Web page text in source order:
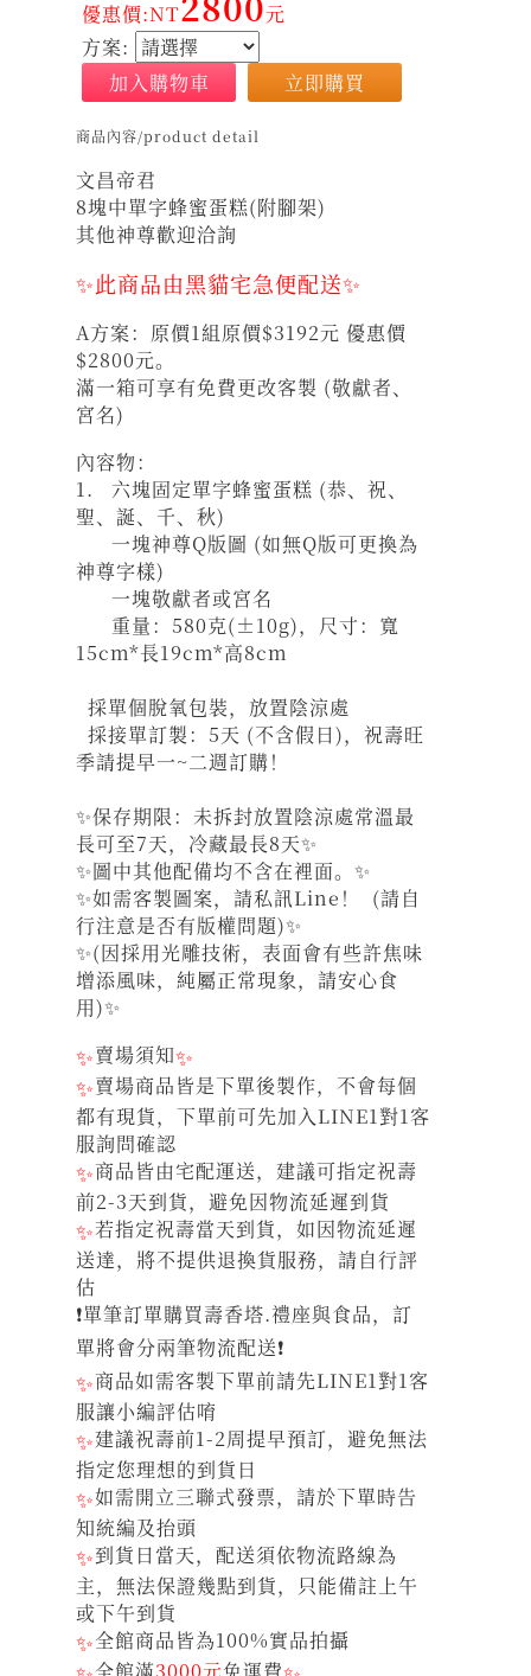
優惠價:NT
元
方案:
加入購物車
立即購買
商品內容/product detail
文昌帝君
8塊中單字蜂蜜蛋糕(附腳架)
其他神尊歡迎洽詢
✨此商品由黑貓宅急便配送✨
A方案：原價1組原價$3192元 優惠價
$2800元。
滿一箱可享有免費更改客製 (敬獻者、
宮名)
內容物：
1. 六塊固定單字蜂蜜蛋糕 (恭、祝、
聖、誕、千、秋)
一塊神尊Q版圖 (如無Q版可更換為
神尊字樣)
一塊敬獻者或宮名
重量：580克(±10g)，尺寸：寬
15cm*長19cm*高8cm
採單個脫氧包裝，放置陰涼處
採接單訂製：5天 (不含假日)，祝壽旺
季請提早一~二週訂購！
✨保存期限：未拆封放置陰涼處常溫最
長可至7天，冷藏最長8天✨
✨圖中其他配備均不含在裡面。✨
✨如需客製圖案，請私訊Line！ (請自
行注意是否有版權問題)✨
✨(因採用光雕技術，表面會有些許焦味
增添風味，純屬正常現象，請安心食
用)✨
✨賣場須知✨
✨賣場商品皆是下單後製作，不會每個
都有現貨，下單前可先加入LINE1對1客
服詢問確認
✨商品皆由宅配運送，建議可指定祝壽
前2-3天到貨，避免因物流延遲到貨
✨若指定祝壽當天到貨，如因物流延遲
送達，將不提供退換貨服務，請自行評
估
❗單筆訂單購買壽香塔.禮座與食品，訂
單將會分兩筆物流配送❗
✨商品如需客製下單前請先LINE1對1客
服讓小編評估唷
✨建議祝壽前1-2周提早預訂，避免無法
指定您理想的到貨日
✨如需開立三聯式發票，請於下單時告
知統編及抬頭
✨到貨日當天，配送須依物流路線為
主，無法保證幾點到貨，只能備註上午
或下午到貨
✨全館商品皆為100%實品拍攝